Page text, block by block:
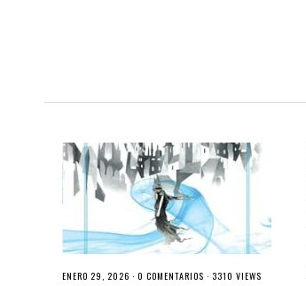
ENERO 29, 2026 · 0 COMENTARIOS · 3310 VIEWS